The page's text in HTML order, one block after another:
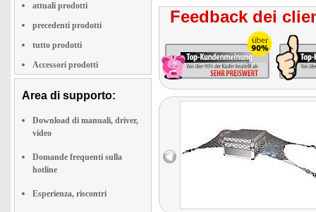
attuali prodotti
precedenti prodotti
tutto prodotti
Accessori prodotti
Area di supporto:
Download di manuali, driver,
video
Domande frequenti sulla
hotline
Esperienza, riscontri
Feedback dei